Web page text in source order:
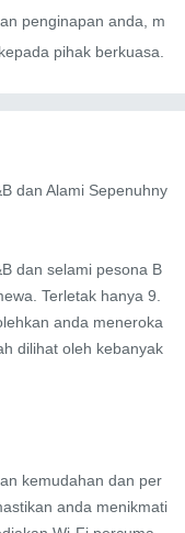
penginapan anda, m
pihak berkuasa.
dan Alami Sepenuhny
dan selami pesona B
Terletak hanya 9.
anda meneroka
dilihat oleh kebanyak
kemudahan dan per
anda menikmati